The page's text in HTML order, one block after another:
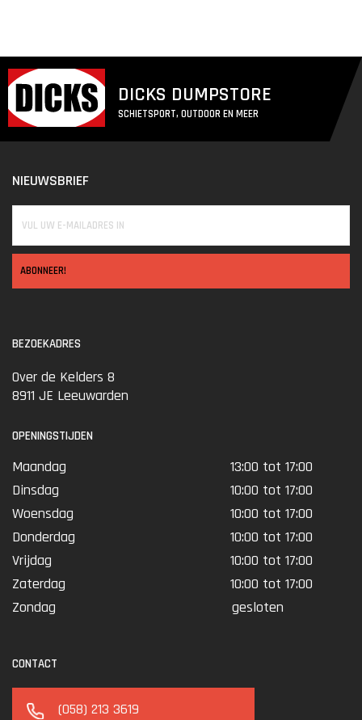
DICKS DUMPSTORE
SCHIETSPORT, OUTDOOR EN MEER
NIEUWSBRIEF
ABONNEER!
BEZOEKADRES
Over de Kelders 8
8911 JE Leeuwarden
OPENINGSTIJDEN
Maandag
13:00 tot 17:00
Dinsdag
10:00 tot 17:00
Woensdag
10:00 tot 17:00
Donderdag
10:00 tot 17:00
Vrijdag
10:00 tot 17:00
Zaterdag
10:00 tot 17:00
Zondag
gesloten
CONTACT
(058) 213 3619